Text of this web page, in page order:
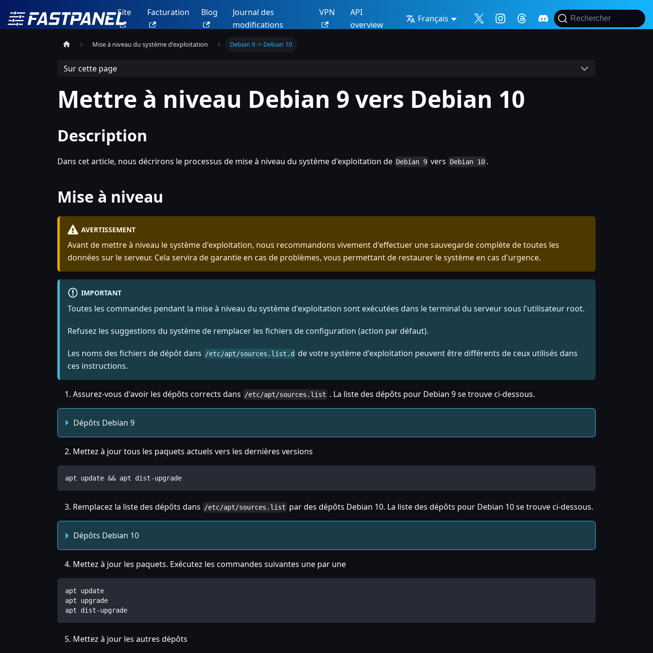
Site Facturation Blog
Journal des
modifications
VPN
API
overview
Français Rechercher
Mise à niveau du système d'exploitation Debian 9 -> Debian 10
Sur cette page
Mettre à niveau Debian 9 vers Debian 10
Description
Dans cet article, nous décrirons le processus de mise à niveau du système d'exploitation de Debian 9 vers Debian 10 .
Mise à niveau
AVERTISSEMENT
Avant de mettre à niveau le système d'exploitation, nous recommandons vivement d'effectuer une sauvegarde complète de toutes les
données sur le serveur. Cela servira de garantie en cas de problèmes, vous permettant de restaurer le système en cas d'urgence.
IMPORTANT
Toutes les commandes pendant la mise à niveau du système d'exploitation sont exécutées dans le terminal du serveur sous l'utilisateur root.
Refusez les suggestions du système de remplacer les fichiers de configuration (action par défaut).
Les noms des fichiers de dépôt dans /etc/apt/sources.list.d
de votre système d'exploitation peuvent être différents de ceux utilisés dans
ces instructions.
Assurez-vous d'avoir les dépôts corrects dans /etc/apt/sources.list . La liste des dépôts pour Debian 9 se trouve ci-dessous.
Dépôts Debian 9
Mettez à jour tous les paquets actuels vers les dernières versions
apt update && apt dist-upgrade
Remplacez la liste des dépôts dans /etc/apt/sources.list par des dépôts Debian 10. La liste des dépôts pour Debian 10 se trouve ci-dessous.
Dépôts Debian 10
Mettez à jour les paquets. Exécutez les commandes suivantes une par une
apt update
apt upgrade
apt dist-upgrade
Mettez à jour les autres dépôts